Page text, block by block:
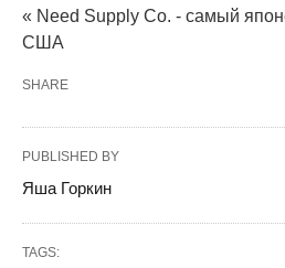
« Need Supply Co. - самый
США
SHARE
PUBLISHED BY
Яша Горкин
TAGS: